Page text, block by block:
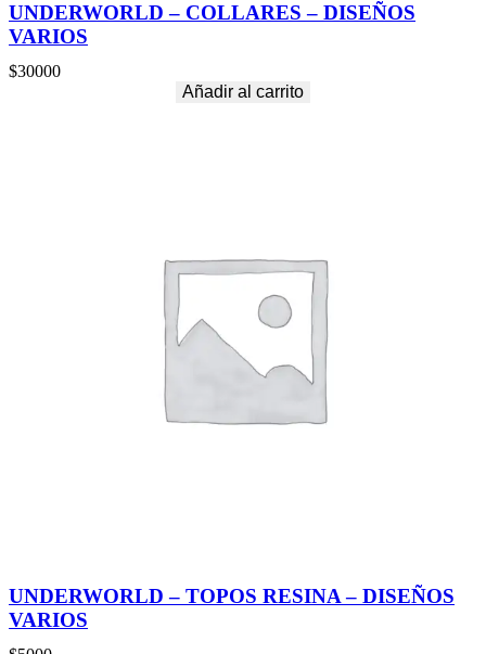
UNDERWORLD – COLLARES – DISEÑOS
VARIOS
$30000
Añadir al carrito
UNDERWORLD – TOPOS RESINA – DISEÑOS
VARIOS